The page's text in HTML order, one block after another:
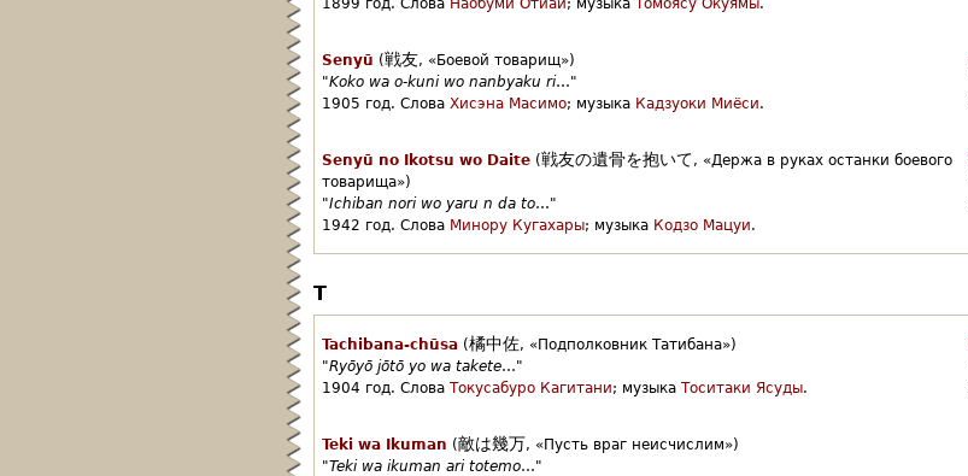
1899 год. Слова Наобуми Отиаи; музыка Томоясу Окуямы.
Senyū (戦友, «Боевой товарищ»)
"Koko wa o-kuni wo nanbyaku ri…"
1905 год. Слова Хисэна Масимо; музыка Кадзуоки Миёси.
Senyū no Ikotsu wo Daite (戦友の遺骨を抱いて, «Держа в руках останки боевого
товарища»)
"Ichiban nori wo yaru n da to…"
1942 год. Слова Минору Кугахары; музыка Кодзо Мацуи.
T
Tachibana-chūsa (橘中佐, «Подполковник Татибана»)
"Ryōyō jōtō yo wa takete…"
1904 год. Слова Токусабуро Кагитани; музыка Тоситаки Ясуды.
Teki wa Ikuman (敵は幾万, «Пусть враг неисчислим»)
"Teki wa ikuman ari totemo…"